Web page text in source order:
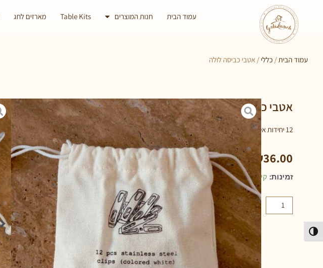
הפעל/כבה ניגודיות גבוהה
עמוד הבית חנות המוצרים Table Kits מארזים לחג
עמוד הבית/ כללי / אטבי כביסה לולה
אטבי כביסה לולה
12 יחידות אטבים
₪36.00
זמינות: קיים במלאי
הוספה לסל